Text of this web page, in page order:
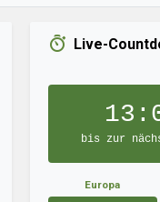
Live-
bis zur
Europa